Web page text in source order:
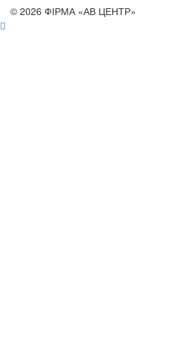
© 2026 ФІРМА «АВ ЦЕНТР»